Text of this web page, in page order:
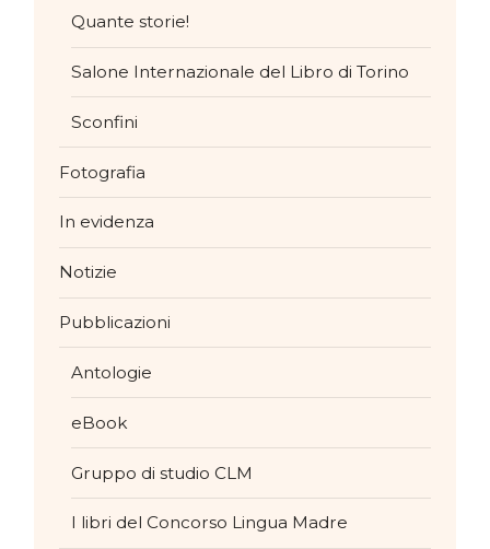
Quante storie!
Salone Internazionale del Libro di Torino
Sconfini
Fotografia
In evidenza
Notizie
Pubblicazioni
Antologie
eBook
Gruppo di studio CLM
I libri del Concorso Lingua Madre